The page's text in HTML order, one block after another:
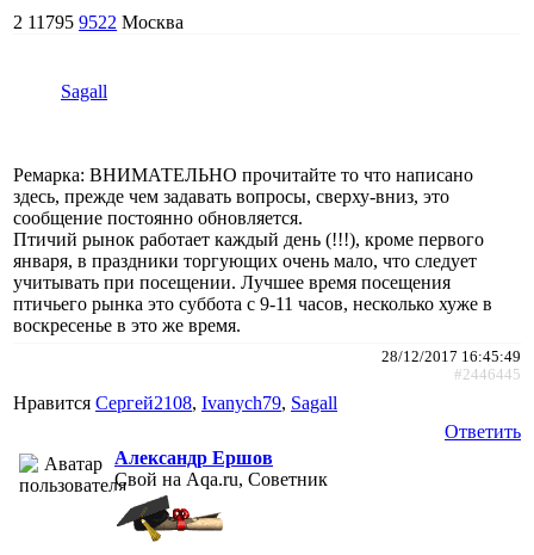
2 11795 9522 Москва
Sagall
Ремарка: ВНИМАТЕЛЬНО прочитайте то что написано
здесь, прежде чем задавать вопросы, сверху-вниз, это
сообщение постоянно обновляется.
Птичий рынок работает каждый день (!!!), кроме первого
января, в праздники торгующих очень мало, что следует
учитывать при посещении. Лучшее время посещения
птичьего рынка это суббота с 9-11 часов, несколько хуже в
воскресенье в это же время.
28/12/2017 16:45:49
#2446445
Нравится Сергей2108, Ivanych79, Sagall
Ответить
Александр Ершов
Свой на Aqa.ru, Советник